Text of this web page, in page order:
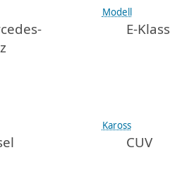
Modell
E-Klass
Kaross
CUV